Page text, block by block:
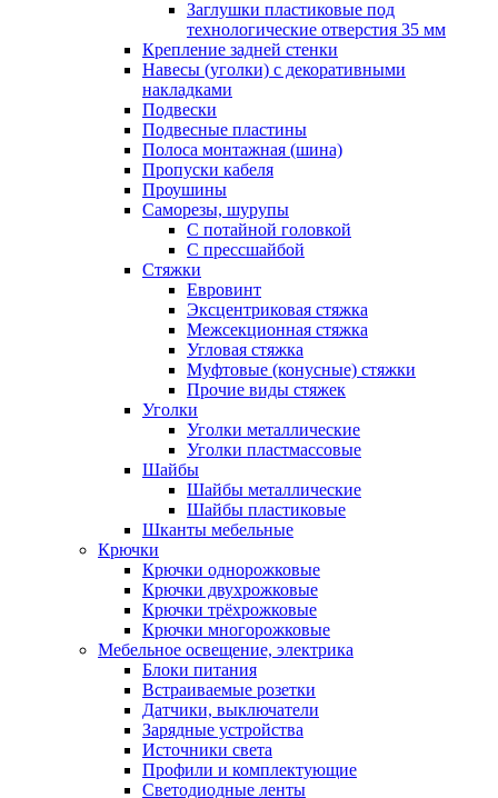
Заглушки пластиковые под
технологические отверстия 35 мм
Крепление задней стенки
Навесы (уголки) с декоративными
накладками
Подвески
Подвесные пластины
Полоса монтажная (шина)
Пропуски кабеля
Проушины
Саморезы, шурупы
С потайной головкой
С прессшайбой
Стяжки
Евровинт
Эксцентриковая стяжка
Межсекционная стяжка
Угловая стяжка
Муфтовые (конусные) стяжки
Прочие виды стяжек
Уголки
Уголки металлические
Уголки пластмассовые
Шайбы
Шайбы металлические
Шайбы пластиковые
Шканты мебельные
Крючки
Крючки однорожковые
Крючки двухрожковые
Крючки трёхрожковые
Крючки многорожковые
Мебельное освещение, электрика
Блоки питания
Встраиваемые розетки
Датчики, выключатели
Зарядные устройства
Источники света
Профили и комплектующие
Светодиодные ленты